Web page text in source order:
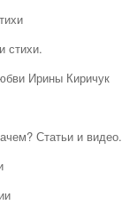
стихи.
Ирины Киричук
Статьи и видео.